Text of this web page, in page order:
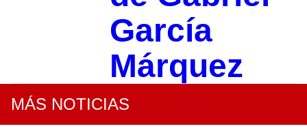
García
Márquez
MÁS NOTICIAS